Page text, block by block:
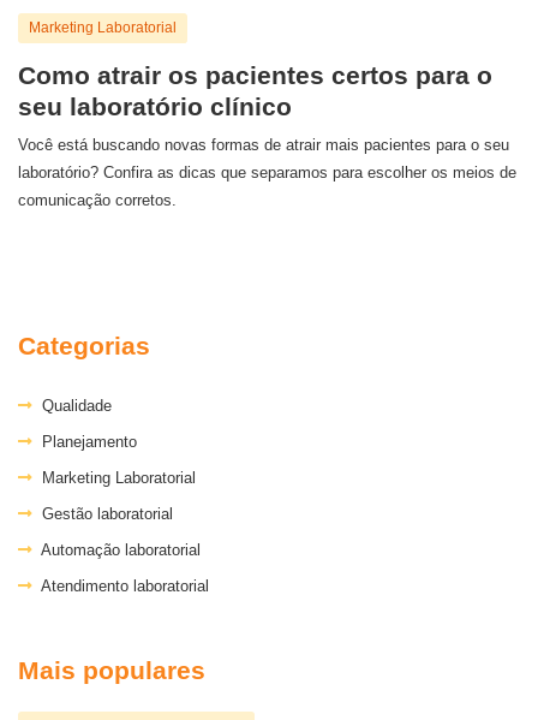
Marketing Laboratorial
Como atrair os pacientes certos para o
seu laboratório clínico
Você está buscando novas formas de atrair mais pacientes para o seu
laboratório? Confira as dicas que separamos para escolher os meios de
comunicação corretos.
Categorias
Qualidade
Planejamento
Marketing Laboratorial
Gestão laboratorial
Automação laboratorial
Atendimento laboratorial
Mais populares